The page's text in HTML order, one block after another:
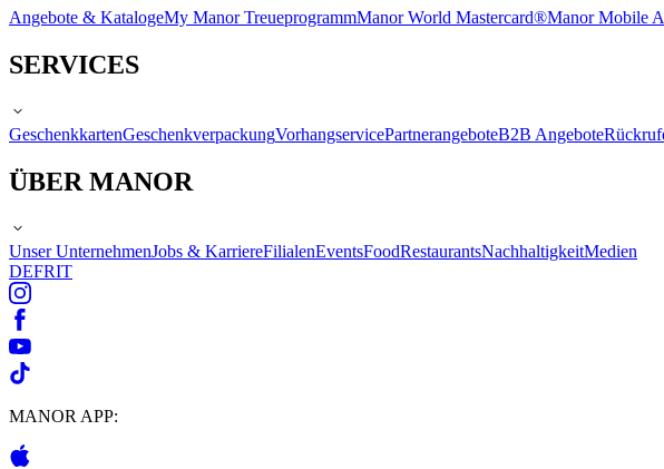
Angebote & KatalogeMy Manor TreueprogrammManor World Mastercard®Manor Mobile
SERVICES
GeschenkkartenGeschenkverpackungVorhangservicePartnerangeboteB2B Angebote
ÜBER MANOR
Unser UnternehmenJobs & KarriereFilialenEventsFoodRestaurantsNachhaltigkeitMedien
DEFRIT
MANOR APP: